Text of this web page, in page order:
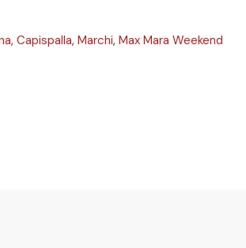
, Capispalla, Marchi, Max Mara Weekend